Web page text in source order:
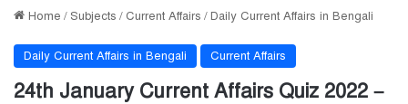
Home / Subjects / Current Affairs /Daily Current Affairs in Bengali
Daily Current Affairs in Bengali Current Affairs
24th January Current Affairs Quiz 2022 –